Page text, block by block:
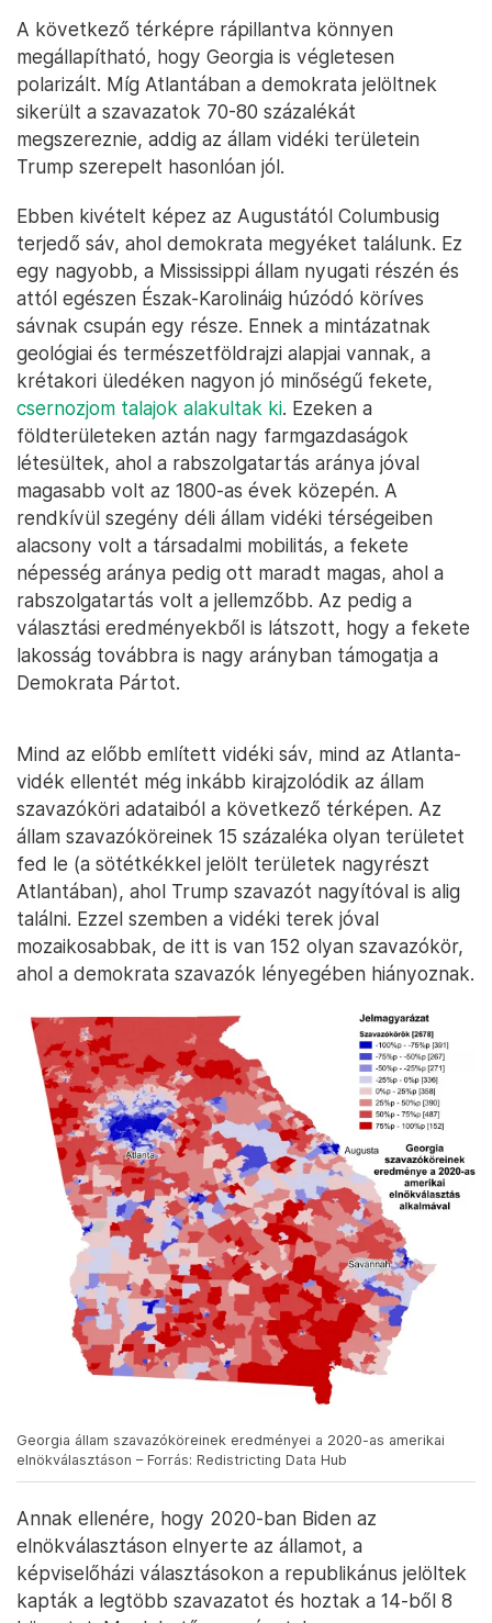
A következő térképre rápillantva könnyen
megállapítható, hogy Georgia is végletesen
polarizált. Míg Atlantában a demokrata jelöltnek
sikerült a szavazatok 70-80 százalékát
megszereznie, addig az állam vidéki területein
Trump szerepelt hasonlóan jól.
Ebben kivételt képez az Augustától Columbusig
terjedő sáv, ahol demokrata megyéket találunk. Ez
egy nagyobb, a Mississippi állam nyugati részén és
attól egészen Észak-Karolináig húzódó köríves
sávnak csupán egy része. Ennek a mintázatnak
geológiai és természetföldrajzi alapjai vannak, a
krétakori üledéken nagyon jó minőségű fekete,
csernozjom talajok alakultak ki. Ezeken a
földterületeken aztán nagy farmgazdaságok
létesültek, ahol a rabszolgatartás aránya jóval
magasabb volt az 1800-as évek közepén. A
rendkívül szegény déli állam vidéki térségeiben
alacsony volt a társadalmi mobilitás, a fekete
népesség aránya pedig ott maradt magas, ahol a
rabszolgatartás volt a jellemzőbb. Az pedig a
választási eredményekből is látszott, hogy a fekete
lakosság továbbra is nagy arányban támogatja a
Demokrata Pártot.
Mind az előbb említett vidéki sáv, mind az Atlanta-
vidék ellentét még inkább kirajzolódik az állam
szavazóköri adataiból a következő térképen. Az
állam szavazóköreinek 15 százaléka olyan területet
fed le (a sötétkékkel jelölt területek nagyrészt
Atlantában), ahol Trump szavazót nagyítóval is alig
találni. Ezzel szemben a vidéki terek jóval
mozaikosabbak, de itt is van 152 olyan szavazókör,
ahol a demokrata szavazók lényegében hiányoznak.
Georgia állam szavazóköreinek eredményei a 2020-as amerikai
elnökválasztáson – Forrás: Redistricting Data Hub
Annak ellenére, hogy 2020-ban Biden az
elnökválasztáson elnyerte az államot, a
képviselőházi választásokon a republikánus jelöltek
kapták a legtöbb szavazatot és hoztak a 14-ből 8